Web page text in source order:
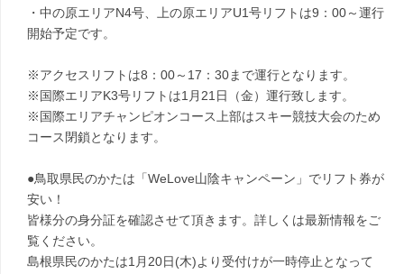
・中の原エリアN4号、上の原エリアU1号リフトは9：00～運行
開始予定です。
※アクセスリフトは8：00～17：30まで運行となります。
※国際エリアK3号リフトは1月21日（金）運行致します。
※国際エリアチャンピオンコース上部はスキー競技大会のため
コース閉鎖となります。
●鳥取県民のかたは「WeLove山陰キャンペーン」でリフト券が
安い！
皆様分の身分証を確認させて頂きます。詳しくは最新情報をご
覧ください。
島根県民のかたは1月20日(木)より受付けが一時停止となって